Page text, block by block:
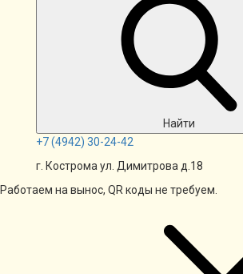
Найти
+7(4942) 30-24-42
г. Кострома ул. Димитрова д.18
Работаем на вынос, QR коды не требуем.